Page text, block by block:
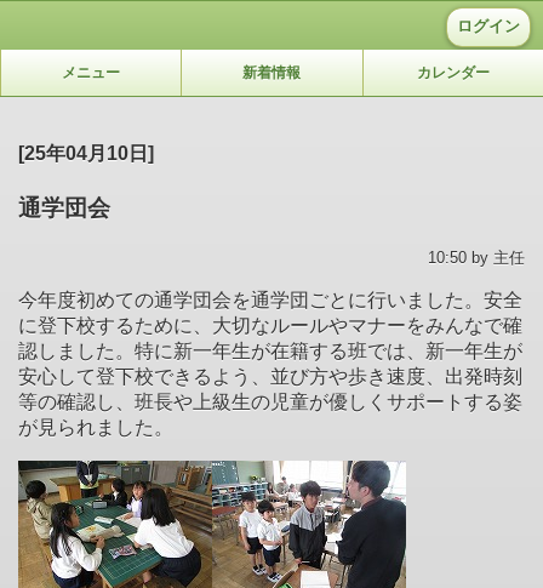
ログイン
メニュー 新着情報 カレンダー
[25年04月10日]
通学団会
10:50 by 主任
今年度初めての通学団会を通学団ごとに行いました。安全
に登下校するために、大切なルールやマナーをみんなで確
認しました。特に新一年生が在籍する班では、新一年生が
安心して登下校できるよう、並び方や歩き速度、出発時刻
等の確認し、班長や上級生の児童が優しくサポートする姿
が見られました。